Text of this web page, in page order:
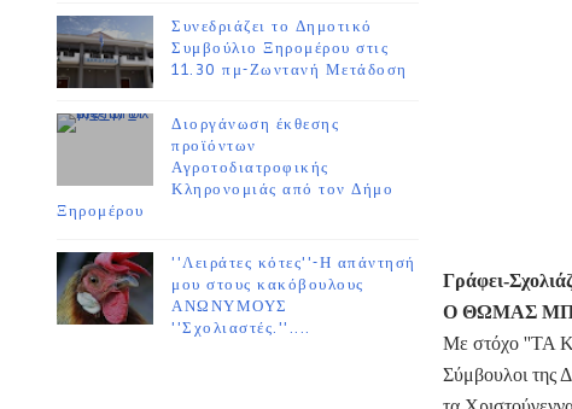
Συνεδριάζει το Δημοτικό
Συμβούλιο Ξηρομέρου στις
11.30 πμ-Ζωντανή Μετάδοση
Διοργάνωση έκθεσης
προϊόντων
Αγροτοδιατροφικής
Κληρονομιάς από τον Δήμο
Ξηρομέρου
''Λειράτες κότες''-Η απάντησή
μου στους κακόβουλους
ΑΝΩΝΥΜΟΥΣ
''Σχολιαστές.''....
Γράφει-
Ο ΘΩΜΑΣ
Με στόχο ''ΤΑ
Σύμβουλοι της